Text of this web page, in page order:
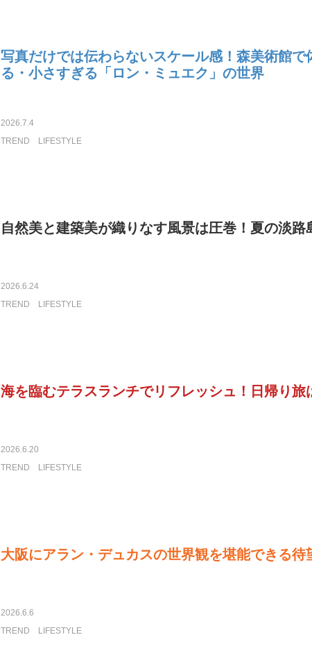
写真だけでは伝わらないスケール感！森美術館で
る・小さすぎる「ロン・ミュエク」の世界
2026.7.4
TREND
LIFESTYLE
自然美と建築美が織りなす風景は圧巻！夏の淡路
2026.6.24
TREND
LIFESTYLE
海を臨むテラスランチでリフレッシュ！日帰り旅
2026.6.20
TREND
LIFESTYLE
大阪にアラン・デュカスの世界観を堪能できる待
2026.6.6
TREND
LIFESTYLE